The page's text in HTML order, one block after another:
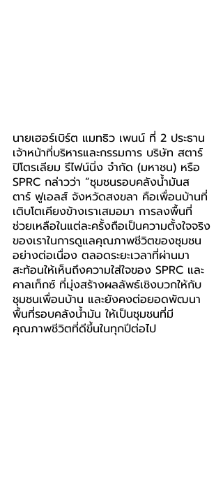
นายเฮอร์เบิร์ต แมทธิว เพนน์ ที่ 2 ประธาน
เจ้าหน้าที่บริหารและกรรมการ บริษัท สตาร์
ปิโตรเลียม รีไฟน์นิ่ง จำกัด (มหาชน) หรือ
SPRC กล่าวว่า “ชุมชนรอบคลังน้ำมันส
ตาร์ ฟูเอลส์ จังหวัดสงขลา คือเพื่อนบ้านที่
เติบโตเคียงข้างเราเสมอมา การลงพื้นที่
ช่วยเหลือในแต่ละครั้งถือเป็นความตั้งใจจริง
ของเราในการดูแลคุณภาพชีวิตของชุมชน
อย่างต่อเนื่อง ตลอดระยะเวลาที่ผ่านมา
สะท้อนให้เห็นถึงความใส่ใจของ SPRC และ
คาลเท็กซ์ ที่มุ่งสร้างผลลัพธ์เชิงบวกให้กับ
ชุมชนเพื่อนบ้าน และยังคงต่อยอดพัฒนา
พื้นที่รอบคลังน้ำมัน ให้เป็นชุมชนที่มี
คุณภาพชีวิตที่ดีขึ้นในทุกปีต่อไป